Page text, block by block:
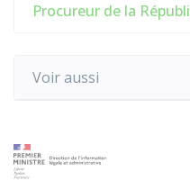
Procureur de la
Voir aussi